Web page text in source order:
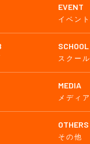
EVENT
イベント
SCHOOL
スクール
MEDIA
メディ
OTHERS
その他